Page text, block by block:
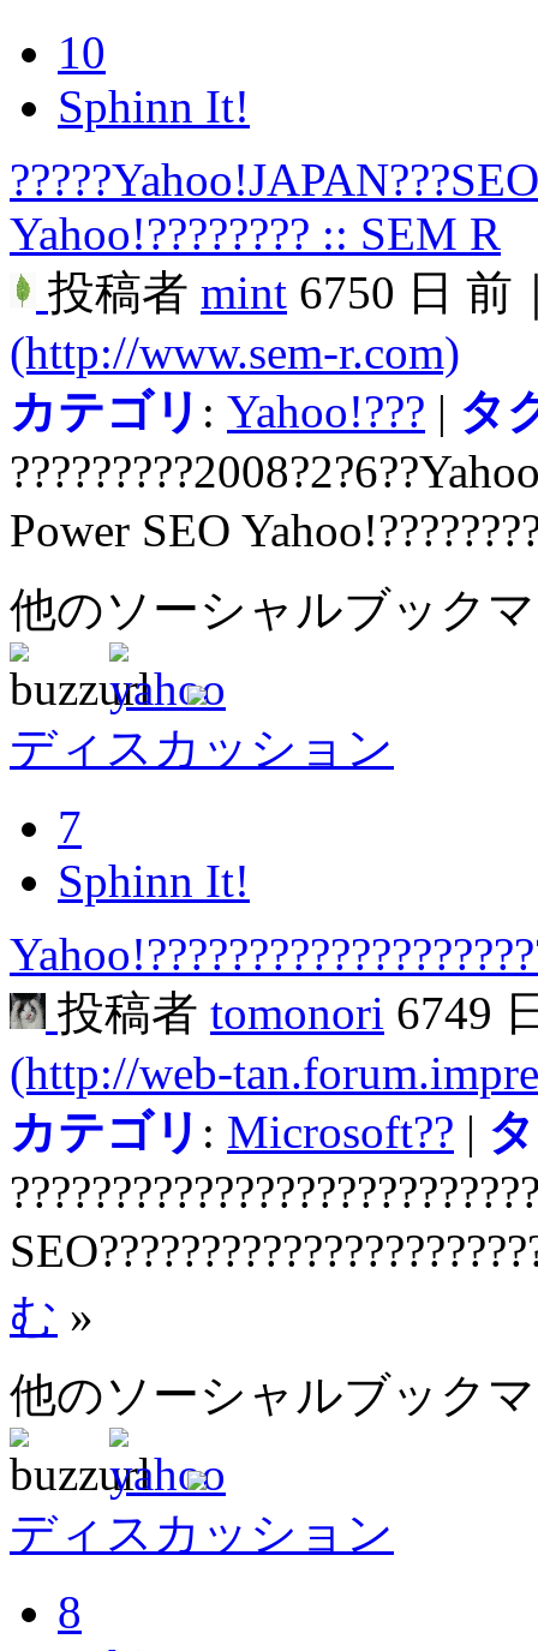
10
Sphinn It!
Yahoo!???????? :: SEM R
投稿者 mint 6750 日 前
(http://www.sem-r.com)
カテゴリ : Yahoo!??? | タ
Power SEO
他のソーシャルブック
ディスカッション
7
Sphinn It!
投稿者 tomonori 6749
(http://web-
カテゴリ : Microsoft?? |
む »
他のソーシャルブック
ディスカッション
8